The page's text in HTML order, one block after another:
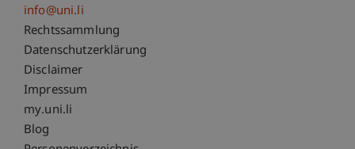
info@uni.li
Fußzeile Rechtliche Hinweise
Rechtssammlung
Datenschutzerklärung
Disclaimer
Impressum
Fußzeile Subdomain-Verzeichnis
my.uni.li
Blog